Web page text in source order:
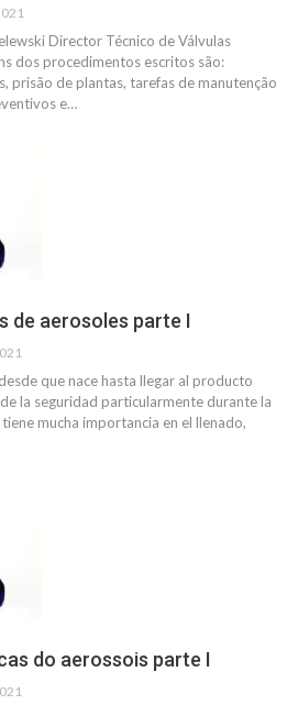
Director Técnico de Válvulas
dos procedimentos escritos são:
prisão de plantas, tarefas de manutenção
e…
de aerosoles parte I
que nace hasta llegar al producto
la seguridad particularmente durante la
mucha importancia en el llenado,
do aerossois parte I